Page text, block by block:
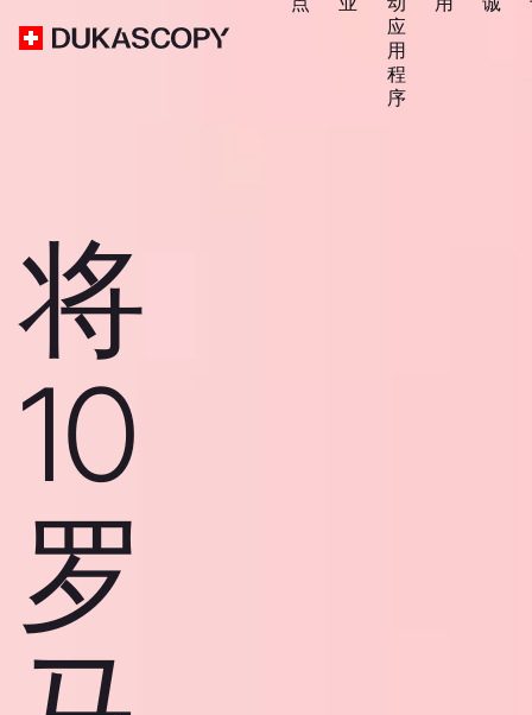
应
用
程
序
将
10
罗